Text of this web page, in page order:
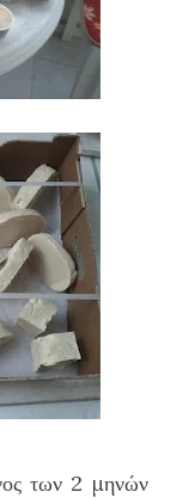
των 2 μηνών